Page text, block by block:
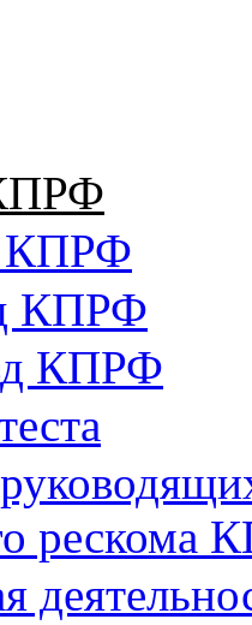
КПРФ
КПРФ
КПРФ
рескома